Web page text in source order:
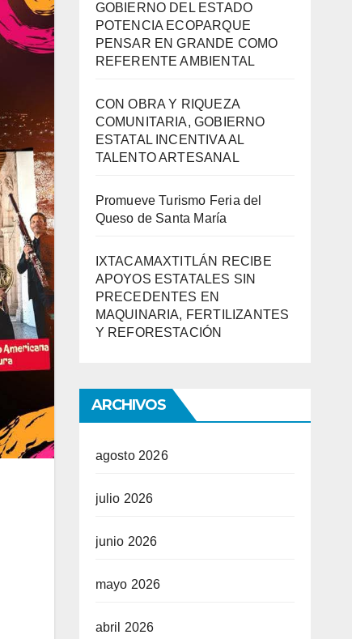
GOBIERNO DEL ESTADO
POTENCIA ECOPARQUE
PENSAR EN GRANDE COMO
REFERENTE AMBIENTAL
CON OBRA Y RIQUEZA
COMUNITARIA, GOBIERNO
ESTATAL INCENTIVA AL
TALENTO ARTESANAL
Promueve Turismo Feria del
Queso de Santa María
IXTACAMAXTITLÁN RECIBE
APOYOS ESTATALES SIN
PRECEDENTES EN
MAQUINARIA, FERTILIZANTES
Y REFORESTACIÓN
ARCHIVOS
agosto 2026
julio 2026
junio 2026
mayo 2026
abril 2026